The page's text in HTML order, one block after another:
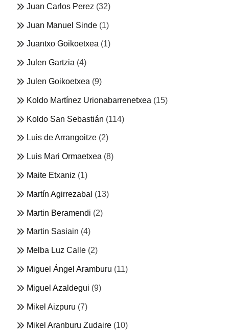
Juan Carlos Perez (32)
Juan Manuel Sinde (1)
Juantxo Goikoetxea (1)
Julen Gartzia (4)
Julen Goikoetxea (9)
Koldo Martínez Urionabarrenetxea (15)
Koldo San Sebastián (114)
Luis de Arrangoitze (2)
Luis Mari Ormaetxea (8)
Maite Etxaniz (1)
Martín Agirrezabal (13)
Martin Beramendi (2)
Martin Sasiain (4)
Melba Luz Calle (2)
Miguel Ángel Aramburu (11)
Miguel Azaldegui (9)
Mikel Aizpuru (7)
Mikel Aranburu Zudaire (10)